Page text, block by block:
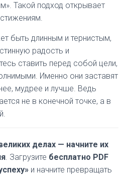
Такой подход открывает
быть длинным и тернистым,
радость и
ставить перед собой цели,
Именно они заставят
мудрее и лучше. Ведь
не в конечной точке, а в
делах — начните их
. Загрузите бесплатно PDF
и начните превращать